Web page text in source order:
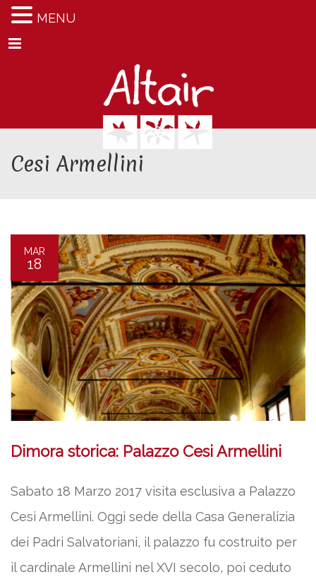
Menu
Cesi Armellini
MAR
18
Dimora storica: Palazzo Cesi Armellini
Sabato 18 Marzo 2017 visita esclusiva a Palazzo
Cesi Armellini. Oggi sede della Casa Generalizia
dei Padri Salvatoriani, il palazzo fu costruito per
il cardinale Armellini nel XVI secolo, poi ceduto
MENU